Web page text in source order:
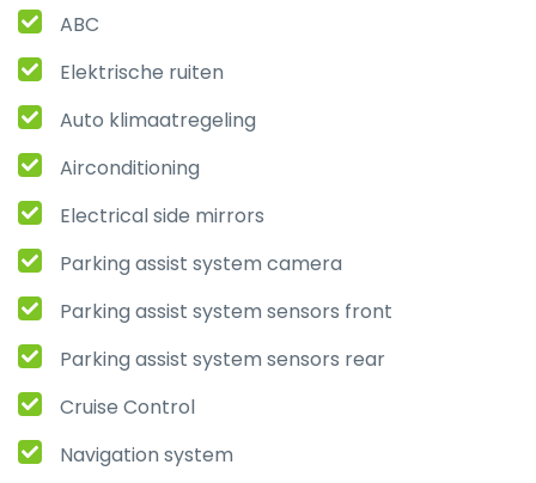
ABC
Elektrische ruiten
Auto klimaatregeling
Airconditioning
Electrical side mirrors
Parking assist system camera
Parking assist system sensors front
Parking assist system sensors rear
Cruise Control
Navigation system